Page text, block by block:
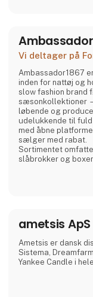
Vi deltager på
Ambassador1867
inden for nattøj og
slow fashion brand
sæsonkollektioner
løbende og
udelukkende til
med åbne
sælger med rabat.
Sortimentet
slåbrokker og
hvad vi gør. Alle
ametsis ApS
Ametsis er dansk
Sistema,
Yankee Candle i